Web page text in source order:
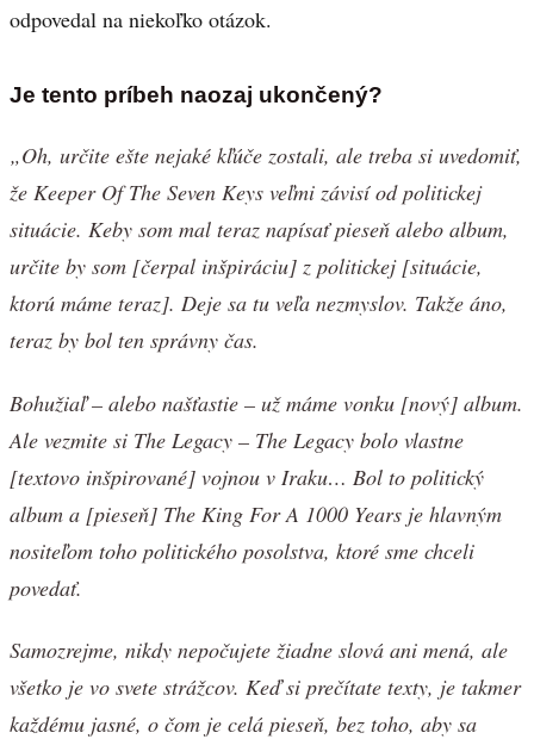
odpovedal na niekoľko otázok.
Je tento príbeh naozaj ukončený?
„Oh, určite ešte nejaké kľúče zostali, ale treba si uvedomiť,
že Keeper Of The Seven Keys veľmi závisí od politickej
situácie. Keby som mal teraz napísať pieseň alebo album,
určite by som [čerpal inšpiráciu] z politickej [situácie,
ktorú máme teraz]. Deje sa tu veľa nezmyslov. Takže áno,
teraz by bol ten správny čas.
Bohužiaľ – alebo našťastie – už máme vonku [nový] album.
Ale vezmite si The Legacy – The Legacy bolo vlastne
[textovo inšpirované] vojnou v Iraku… Bol to politický
album a [pieseň] The King For A 1000 Years je hlavným
nositeľom toho politického posolstva, ktoré sme chceli
povedať.
Samozrejme, nikdy nepočujete žiadne slová ani mená, ale
všetko je vo svete strážcov. Keď si prečítate texty, je takmer
každému jasné, o čom je celá pieseň, bez toho, aby sa